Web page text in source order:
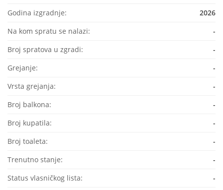
Godina izgradnje:
2026
Na kom spratu se nalazi:
-
Broj spratova u zgradi:
-
Grejanje:
-
Vrsta grejanja:
-
Broj balkona:
-
Broj kupatila:
-
Broj toaleta:
-
Trenutno stanje:
-
Status vlasničkog lista:
-